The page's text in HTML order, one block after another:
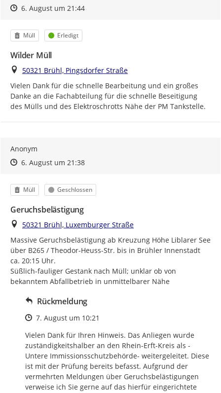
Zeitpunkt des Erstellens
Zeitpunkt des Erstellens
6. August um 21:44Zur Äußerung
Kategorie
Müll Status
Erledigt
Wilder Müll
Ort
50321 Brühl, Pingsdorfer Straße
Vielen Dank für die schnelle Bearbeitung und ein großes
Danke an die Fachabteilung für die schnelle Beseitigung
des Mülls und des Elektroschrotts Nähe der PM Tankstelle.
Anonym
Zeitpunkt des Erstellens
Zeitpunkt des Erstellens
6. August um 21:38Zur Äußerung
Kategorie
Müll Status
Geschlossen
Geruchsbelästigung
Ort
50321 Brühl, Luxemburger Straße
Massive Geruchsbelästigung ab Kreuzung Höhe Liblarer See
über B265 / Theodor-Heuss-Str. bis in Brühler Innenstadt
ca. 20:15 Uhr.
Süßlich-fauliger Gestank nach Müll; unklar ob von
bekanntem Abfallbetrieb in unmittelbarer Nähe
Rückmeldung
Zeitpunkt des Erstellens
7. August um 10:21
Vielen Dank für Ihren Hinweis. Das Anliegen wurde
zuständigkeitshalber an den Rhein-Erft-Kreis als -
Untere Immissionsschutzbehörde- weitergeleitet. Diese
ist mit der Prüfung bereits befasst. Aufgrund der
vermehrten Meldungen über Geruchsbelästigungen
verweise ich Sie gerne auf das hierfür eingerichtete